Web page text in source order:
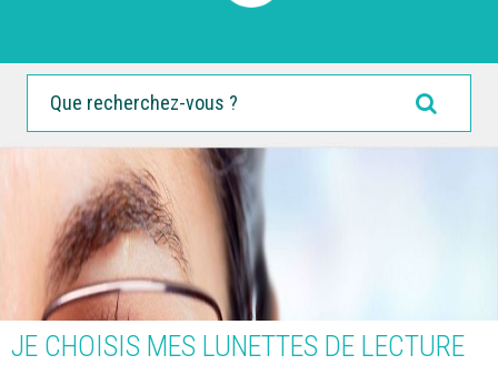
JE CHOISIS MES LUNETTES DE LECTURE